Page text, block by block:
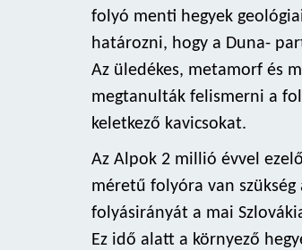
folyó menti hegyek
határozni, hogy a Duna-
Az üledékes, metamorf és
megtanulták felismerni a
keletkező kavicsokat.
Az Alpok 2 millió évvel
méretű folyóra van
folyásirányát a mai
Ez idő alatt a környező